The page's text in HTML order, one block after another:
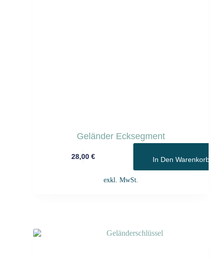
Geländer Ecksegment
28,00 € In Den Warenkorb
exkl. MwSt.